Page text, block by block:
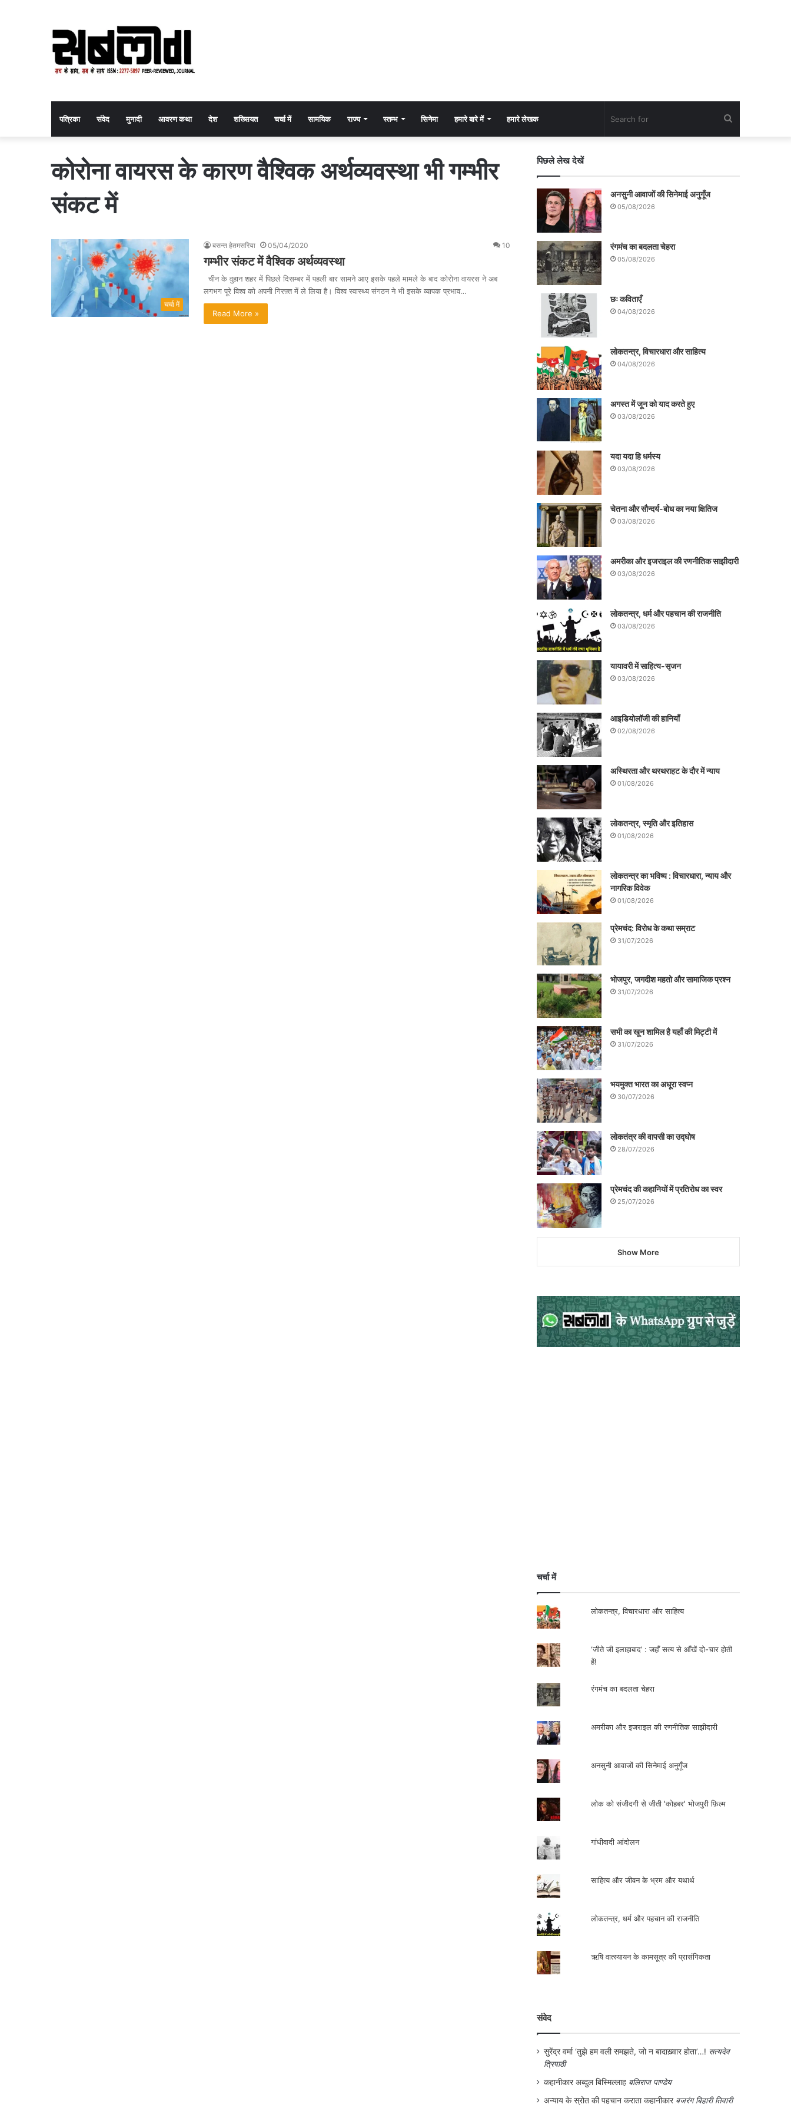
पत्रिका संवेद मुनादी आवरण कथा देश शख्सियत चर्चा में सामयिक राज्य स्तम्भ सिनेमा हमारे बारे में हमारे लेखक
कोरोना वायरस के कारण वैश्विक अर्थव्यवस्था भी गम्भीर
संकट में
चर्चा में
बसन्त हेतमसरिया 05/04/2020 10
गम्भीर संकट में वैश्विक अर्थव्यवस्था
चीन के वुहान शहर में पिछले दिसम्बर में पहली बार सामने आए इसके पहले मामले के बाद कोरोना वायरस ने अब
लगभग पूरे विश्व को अपनी गिरफ़्त में ले लिया है। विश्व स्वास्थ्य संगठन ने भी इसके व्यापक प्रभाव…
Read More »
पिछले लेख देखें
अनसुनी आवाजों की सिनेमाई अनुगूँज
05/08/2026
रंगमंच का बदलता चेहरा
05/08/2026
छः कविताएँ
04/08/2026
लोकतन्त्र, विचारधारा और साहित्य
04/08/2026
अगस्त में जून को याद करते हुए
03/08/2026
यदा यदा हि धर्मस्य
03/08/2026
चेतना और सौन्दर्य-बोध का नया क्षितिज
03/08/2026
अमरीका और इजराइल की रणनीतिक साझीदारी
03/08/2026
लोकतन्त्र, धर्म और पहचान की राजनीति
03/08/2026
यायावरी में साहित्य-सृजन
03/08/2026
आइडियोलॉजी की हानियाँ
02/08/2026
अस्थिरता और थरथराहट के दौर में न्याय
01/08/2026
लोकतन्त्र, स्मृति और इतिहास
01/08/2026
लोकतन्त्र का भविष्य : विचारधारा, न्याय और
नागरिक विवेक
01/08/2026
प्रेमचंद: विरोध के कथा सम्राट
31/07/2026
भोजपुर, जगदीश महतो और सामाजिक प्रश्न
31/07/2026
सभी का खून शामिल है यहाँ की मिट्टी में
31/07/2026
भयमुक्त भारत का अधूरा स्वप्न
30/07/2026
लोकतंत्र की वापसी का उद्घोष
28/07/2026
प्रेमचंद की कहानियों में प्रतिरोध का स्वर
25/07/2026
Show More
चर्चा में
लोकतन्त्र, विचारधारा और साहित्य
‘जीते जी इलाहाबाद’ : जहाँ सत्य से आँखें दो-चार होती
हैं!
रंगमंच का बदलता चेहरा
अमरीका और इजराइल की रणनीतिक साझीदारी
अनसुनी आवाजों की सिनेमाई अनुगूँज
लोक को संजीदगी से जीती 'कोहबर' भोजपुरी फ़िल्म
गांधीवादी आंदोलन
साहित्य और जीवन के भ्रम और यथार्थ
लोकतन्त्र, धर्म और पहचान की राजनीति
ऋषि वात्स्यायन के कामसूत्र की प्रासंगिकता
संवेद
सुरेंद्र वर्मा ‘तुझे हम वली समझते, जो न बादाख़्वार होता’…! सत्यदेव
त्रिपाठी
कहानीकार अब्दुल बिस्मिल्लाह बलिराज पाण्डेय
अन्याय के स्रोत की पहचान कराता कहानीकार बजरंग बिहारी तिवारी